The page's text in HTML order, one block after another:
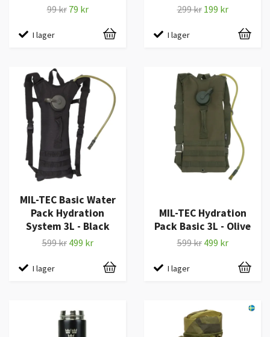
99 kr 79 kr
I lager
299 kr 199 kr
I lager
MIL-TEC Basic Water
Pack Hydration
System 3L - Black
599 kr 499 kr
I lager
MIL-TEC Hydration
Pack Basic 3L - Olive
599 kr 499 kr
I lager